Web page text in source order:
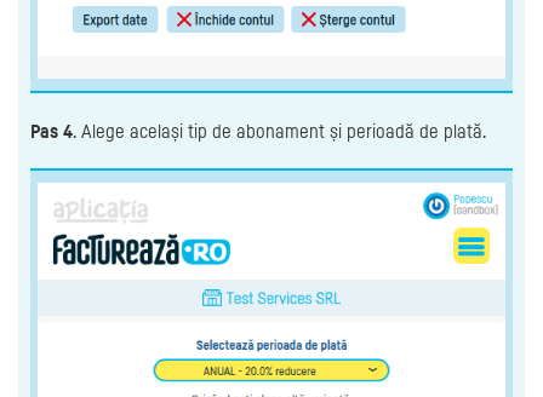
Pas 4. Alege același tip de abonament și perioadă de plată.